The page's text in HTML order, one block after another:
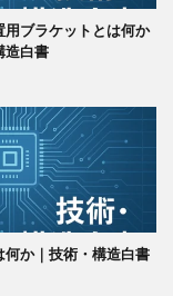
用ブラケットとは何か
造白書
何か｜技術・構造白書